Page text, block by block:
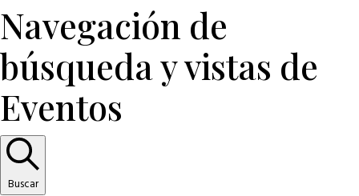
Navegación de
búsqueda y vistas de
Eventos
Buscar